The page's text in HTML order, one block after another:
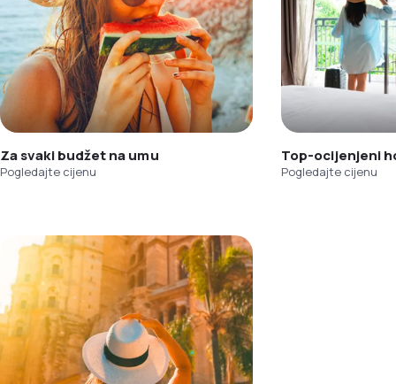
Za svaki budžet na umu
Pogledajte cijenu
Top-ocijenjeni
Pogledajte cijenu